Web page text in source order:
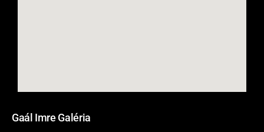
Gaál Imre Galéria